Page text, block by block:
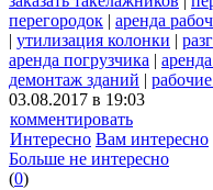
перегородок | аренда
| утилизация колонки |
аренда погрузчика |
демонтаж зданий |
03.08.2017 в 19:03
комментировать
Интересно Вам интересно
Больше не интересно
(0)